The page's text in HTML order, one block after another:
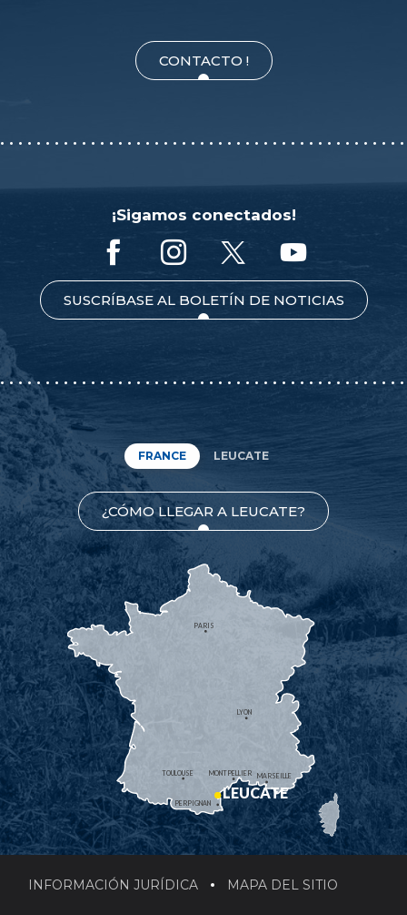
CONTACTO !
¡Sigamos conectados!
SUSCRÍBASE AL BOLETÍN DE NOTICIAS
FRANCE LEUCATE
¿CÓMO LLEGAR A LEUCATE?
MONTPELLIER
PERPIGNAN
MARSEILLE
TOULOUSE
LYON
PARIS
LEUCATE
INFORMACIÓN JURÍDICA MAPA DEL SITIO